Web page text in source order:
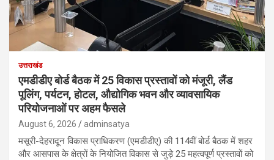
उत्तराखंड
एमडीडीए बोर्ड बैठक में 25 विकास प्रस्तावों को मंजूरी, लैंड
पूलिंग, पर्यटन, होटल, औद्योगिक भवन और व्यावसायिक
परियोजनाओं पर अहम फैसले
August 6, 2026 adminsatya
मसूरी-देहरादून विकास प्राधिकरण (एमडीडीए) की 114वीं बोर्ड बैठक में शहर
और आसपास के क्षेत्रों के नियोजित विकास से जुड़े 25 महत्वपूर्ण प्रस्तावों को